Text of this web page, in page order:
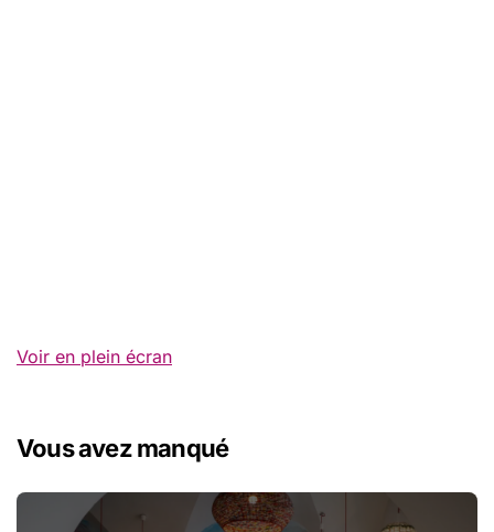
Voir en plein écran
Vous avez manqué